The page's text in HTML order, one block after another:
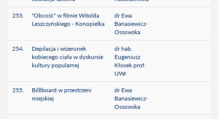
253.
"Obcość" w filmie Witolda
Leszczyńskiego - Konopielka
dr Ewa
Banasiewicz-
Ossowska
254.
Depilacja i wizerunek
kobiecego ciała w dyskursie
kultury popularnej
dr hab.
Eugeniusz
Kłosek prof.
UWr
255.
Billlboard w przestrzeni
miejskiej
dr Ewa
Banasiewicz-
Ossowska